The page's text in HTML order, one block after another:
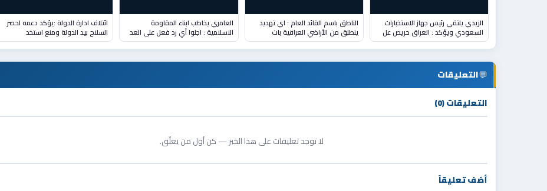
الزيدي يلتقي رئيس جهاز الاستخبارات
السعودي ويؤكد : العراق حريص عل
الناطق باسم القائد العام : اي تهديد
ينطلق من الأراضي العراقية بات
العامري يخاطب ابناء المقاومة
الاسلامية : اجلوا أي رد فعل على العد
ائتلاف ادارة الدولة :يؤكد دعمه لحصر
السلاح بيد الدولة ومنع استخد
💬التعليقات
التعليقات (0)
لا توجد تعليقات على هذا الخبر — كن أول من يعلّق.
أضف تعليقاً